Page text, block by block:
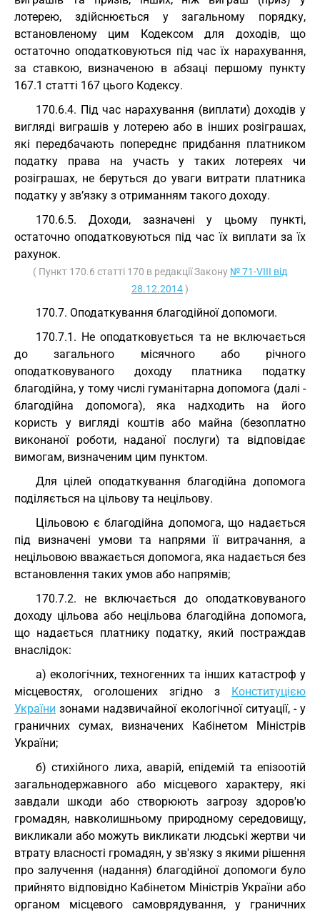
лотерею, здійснюється у загальному порядку,
встановленому цим Кодексом для доходів, що
остаточно оподатковуються під час їх нарахування,
за ставкою, визначеною в абзаці першому пункту
167.1 статті 167 цього Кодексу.
170.6.4. Під час нарахування (виплати) доходів у
вигляді виграшів у лотерею або в інших розіграшах,
які передбачають попереднє придбання платником
податку права на участь у таких лотереях чи
розіграшах, не беруться до уваги витрати платника
податку у зв’язку з отриманням такого доходу.
170.6.5. Доходи, зазначені у цьому пункті,
остаточно оподатковуються під час їх виплати за їх
рахунок.
( Пункт 170.6 статті 170 в редакції Закону № 71-VIII від
28.12.2014)
170.7. Оподаткування благодійної допомоги.
170.7.1. Не оподатковується та не включається
до загального місячного або річного
оподатковуваного доходу платника податку
благодійна, у тому числі гуманітарна допомога (далі -
благодійна допомога), яка надходить на його
користь у вигляді коштів або майна (безоплатно
виконаної роботи, наданої послуги) та відповідає
вимогам, визначеним цим пунктом.
Для цілей оподаткування благодійна допомога
поділяється на цільову та нецільову.
Цільовою є благодійна допомога, що надається
під визначені умови та напрями її витрачання, а
нецільовою вважається допомога, яка надається без
встановлення таких умов або напрямів;
170.7.2. не включається до оподатковуваного
доходу цільова або нецільова благодійна допомога,
що надається платнику податку, який постраждав
внаслідок:
а) екологічних, техногенних та інших катастроф у
місцевостях, оголошених згідно з Конституцією
України зонами надзвичайної екологічної ситуації, - у
граничних сумах, визначених Кабінетом Міністрів
України;
б) стихійного лиха, аварій, епідемій та епізоотій
загальнодержавного або місцевого характеру, які
завдали шкоди або створюють загрозу здоров'ю
громадян, навколишньому природному середовищу,
викликали або можуть викликати людські жертви чи
втрату власності громадян, у зв'язку з якими рішення
про залучення (надання) благодійної допомоги було
прийнято відповідно Кабінетом Міністрів України або
органом місцевого самоврядування, у граничних